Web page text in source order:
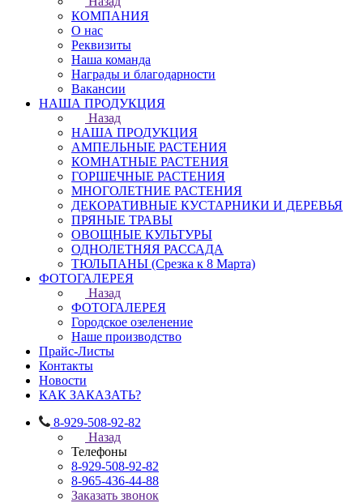
КОМПАНИЯ
О нас
Реквизиты
Наша команда
Награды и благодарности
Вакансии
НАША ПРОДУКЦИЯ
Назад
НАША ПРОДУКЦИЯ
АМПЕЛЬНЫЕ РАСТЕНИЯ
КОМНАТНЫЕ РАСТЕНИЯ
ГОРШЕЧНЫЕ РАСТЕНИЯ
МНОГОЛЕТНИЕ РАСТЕНИЯ
ДЕКОРАТИВНЫЕ КУСТАРНИКИ И ДЕРЕВЬЯ
ПРЯНЫЕ ТРАВЫ
ОВОЩНЫЕ КУЛЬТУРЫ
ОДНОЛЕТНЯЯ РАССАДА
ТЮЛЬПАНЫ (Срезка к 8 Марта)
ФОТОГАЛЕРЕЯ
Назад
ФОТОГАЛЕРЕЯ
Городское озеленение
Наше производство
Прайс-Листы
Контакты
Новости
КАК ЗАКАЗАТЬ?
8-929-508-92-82
Назад
Телефоны
8-929-508-92-82
8-965-436-44-88
Заказать звонок